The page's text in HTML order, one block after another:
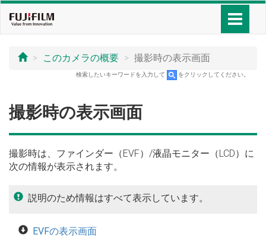
このカメラの概要 撮影時の表示画面
検索したいキーワードを入力して をクリックしてください。
撮影時の表示画面
撮影時は、ファインダー（EVF）/液晶モニター（LCD）に
次の情報が表示されます。
説明のため情報はすべて表示しています。
EVFの表示画面